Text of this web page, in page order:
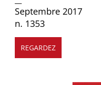
Septembre 2017
n. 1353
REGARDEZ